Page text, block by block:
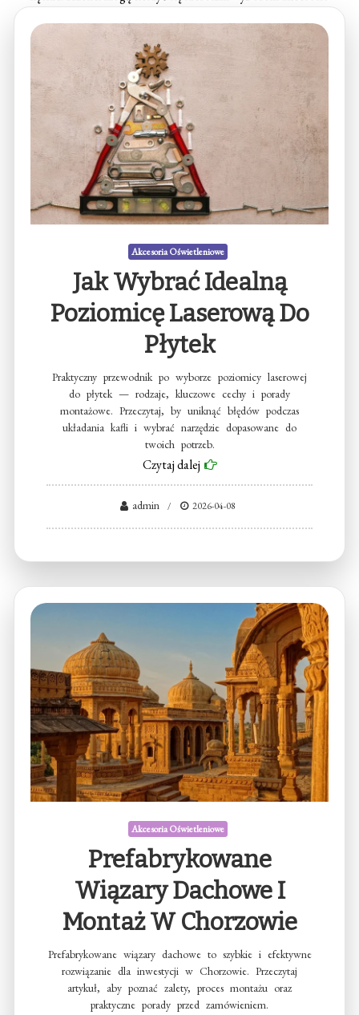
podejście do projektowania oświetlenia, zapewniając zarówno
funkcjonalność, jak i estetykę w każdym pomieszczeniu.
Akcesoria Oświetleniowe
Akcesoria Oświetleniowe
Jak Wybrać Idealną
Poziomicę Laserową Do
Płytek
Praktyczny przewodnik po wyborze poziomicy laserowej
do płytek — rodzaje, kluczowe cechy i porady
montażowe. Przeczytaj, by uniknąć błędów podczas
układania kafli i wybrać narzędzie dopasowane do
twoich potrzeb.
Czytaj dalej
admin 2026-04-08
Akcesoria Oświetleniowe
Prefabrykowane
Wiązary Dachowe I
Montaż W Chorzowie
Prefabrykowane wiązary dachowe to szybkie i efektywne
rozwiązanie dla inwestycji w Chorzowie. Przeczytaj
artykuł, aby poznać zalety, proces montażu oraz
praktyczne porady przed zamówieniem.